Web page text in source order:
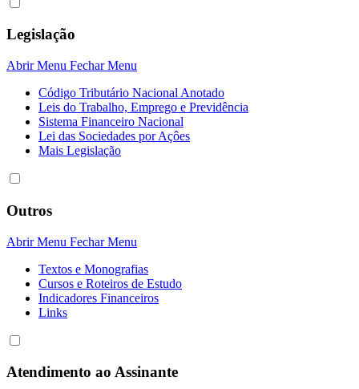
Legislação
Abrir Menu Fechar Menu
Código Tributário Nacional Anotado
Leis do Trabalho, Emprego e Previdência
Sistema Financeiro Nacional
Lei das Sociedades por Açôes
Mais Legislação
Outros
Abrir Menu Fechar Menu
Textos e Monografias
Cursos e Roteiros de Estudo
Indicadores Financeiros
Links
Atendimento ao Assinante